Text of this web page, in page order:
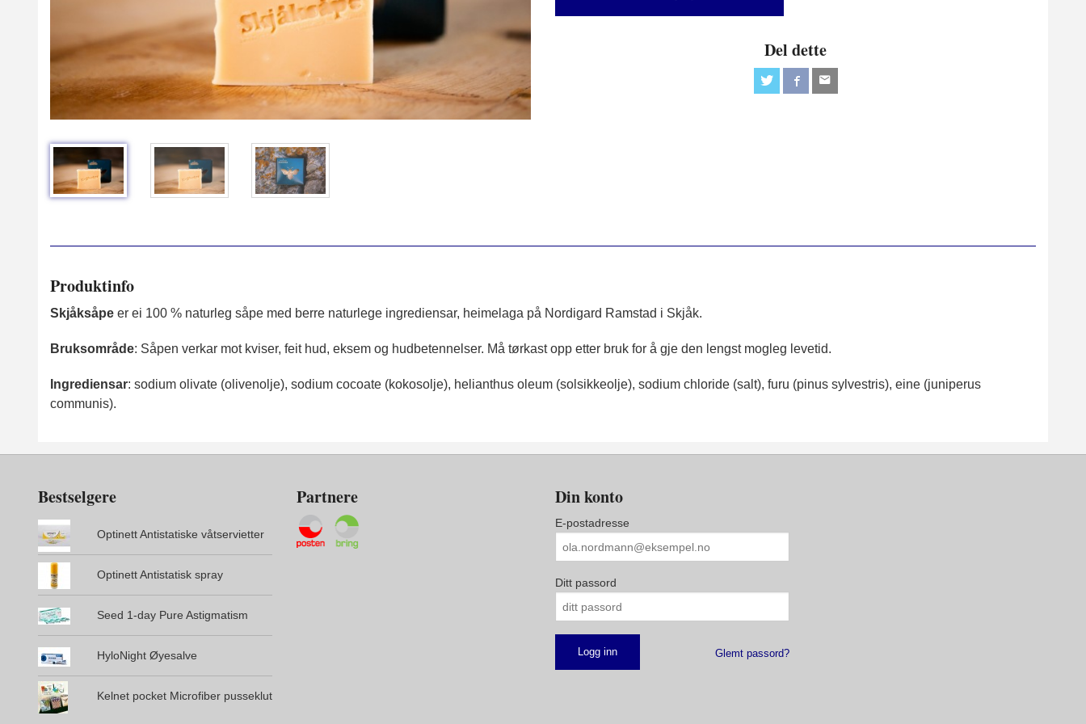
Del dette
Produktinfo
Skjåksåpe er ei 100 % naturleg såpe med berre naturlege ingrediensar, heimelaga på Nordigard Ramstad i Skjåk.
Bruksområde: Såpen verkar mot kviser, feit hud, eksem og hudbetennelser. Må tørkast opp etter bruk for å gje den lengst mogleg levetid.
Ingrediensar: sodium olivate (olivenolje), sodium cocoate (kokosolje), helianthus oleum (solsikkeolje), sodium chloride (salt), furu (pinus sylvestris), eine (juniperus
communis).
Bestselgere
Optinett Antistatiske våtservietter
Optinett Antistatisk spray
Seed 1-day Pure Astigmatism
HyloNight Øyesalve
Kelnet pocket Microfiber pusseklut
Partnere Din konto
E-postadresse
Ditt passord
Glemt passord?